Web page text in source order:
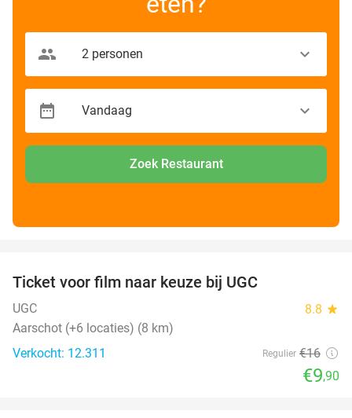
Zoek Restaurant
Ticket voor film naar keuze bij UGC
UGC 8.8 star
Aarschot (+6 locaties) (8 km)
Verkocht: 12.311
Regulier €16
€9,90